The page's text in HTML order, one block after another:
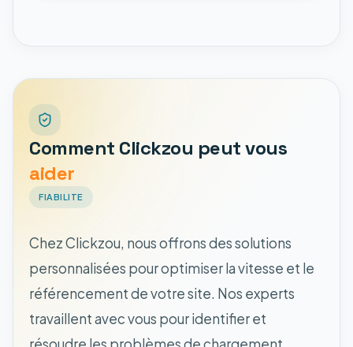
Comment Clickzou peut vous
aider
FIABILITE
Chez Clickzou, nous offrons des solutions
personnalisées pour optimiser la vitesse et le
référencement de votre site. Nos experts
travaillent avec vous pour identifier et